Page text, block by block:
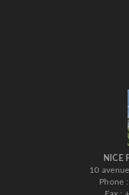
NICE
10
Phone